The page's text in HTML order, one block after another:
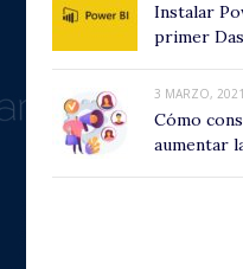
Instalar
primer
3 MARZO, 2021
Cómo
aumentar